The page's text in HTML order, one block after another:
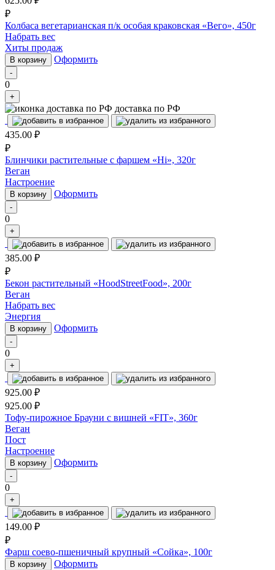
₽
Колбаса вегетарианская п/к особая краковская «Вего», 450г
Набрать вес
Хиты продаж
В корзину Оформить
-
0
+
доставка по РФ
435.00 ₽
₽
Блинчики растительные с фаршем «Hi», 320г
Веган
Настроение
В корзину Оформить
-
0
+
385.00 ₽
₽
Бекон растительный «HoodStreetFood», 200г
Веган
Набрать вес
Энергия
В корзину Оформить
-
0
+
925.00 ₽
925.00 ₽
Тофу-пирожное Брауни с вишней «FIT», 360г
Веган
Пост
Настроение
В корзину Оформить
-
0
+
149.00 ₽
₽
Фарш соево-пшеничный крупный «Сойка», 100г
В корзину Оформить